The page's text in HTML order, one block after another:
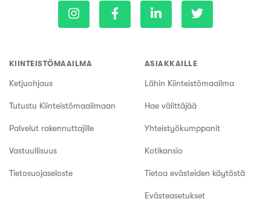
KIINTEISTÖMAAILMA
Ketjuohjaus
Tutustu Kiinteistömaailmaan
Palvelut rakennuttajille
Vastuullisuus
Tietosuojaseloste
ASIAKKAILLE
Lähin Kiinteistömaailma
Hae välittäjää
Yhteistyökumppanit
Kotikansio
Tietoa evästeiden käytöstä
Evästeasetukset